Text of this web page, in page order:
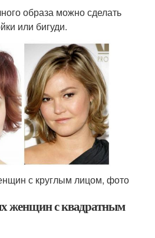
образа можно сделать
или бигуди.
с круглым лицом, фото
женщин с квадратным